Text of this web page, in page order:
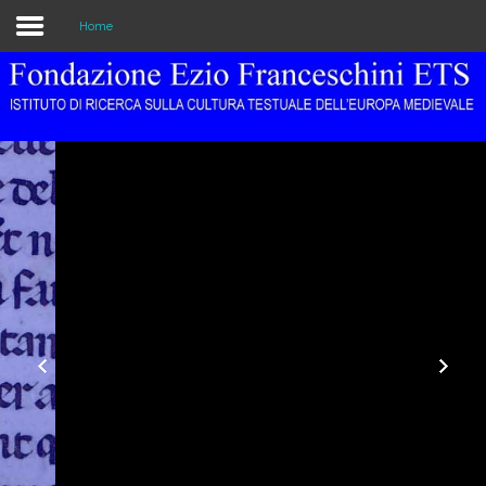
Home
The
Institution
&
Archive
Research
Publications
Education
Events
Home
11